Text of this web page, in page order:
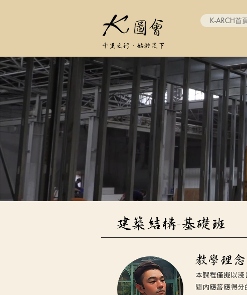
千里之行、始於足下
K-ARCH首
​建築結構-基礎班
​教學理念
本課程僅擬以
間內應答應得分